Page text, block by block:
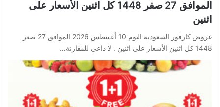
الموافق 27 صفر 1448 كل اثنين الأسعار على
اثنين
عروض كارفور السعودية اليوم 10 أغسطس 2026 الموافق 27 صفر
1448 كل اثنين الأسعار على اثنين . لا داعي للمقارنة…